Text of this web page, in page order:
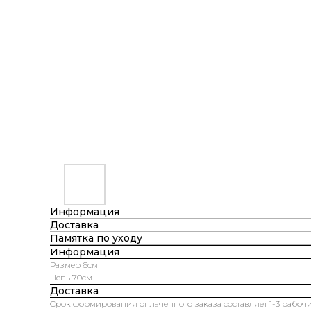
Информация
Доставка
Памятка по уходу
Информация
Размер 6см
Цепь 70см
Доставка
Cрок формирования оплаченного заказа составляет 1-3